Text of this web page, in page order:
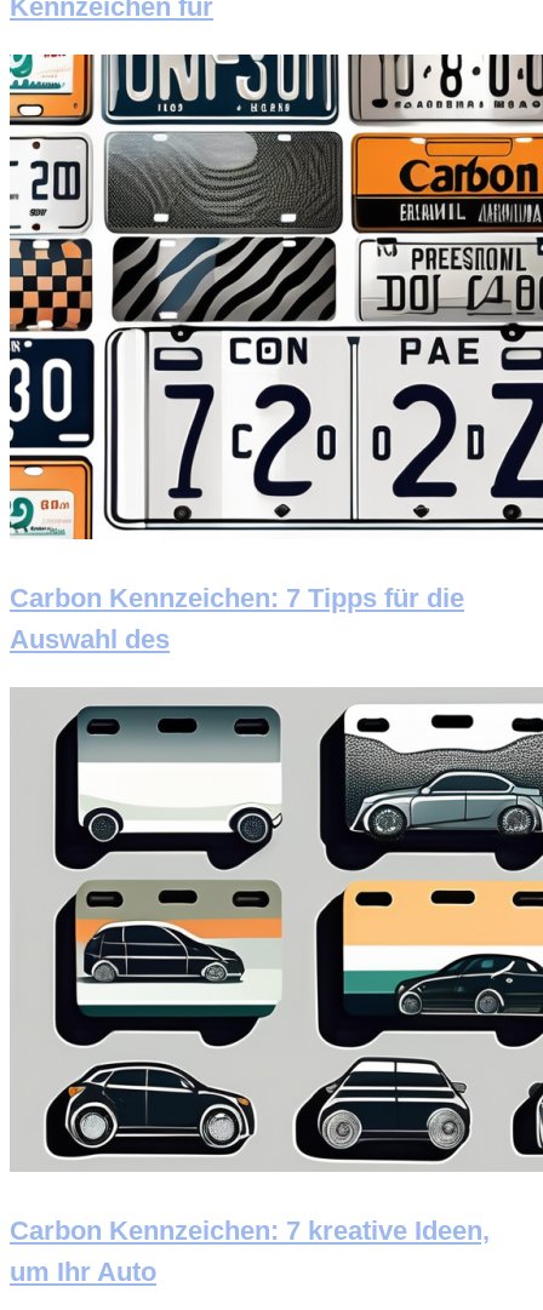
Kennzeichen für
Carbon Kennzeichen: 7 Tipps für die
Auswahl des
Carbon Kennzeichen: 7 kreative Ideen,
um Ihr Auto